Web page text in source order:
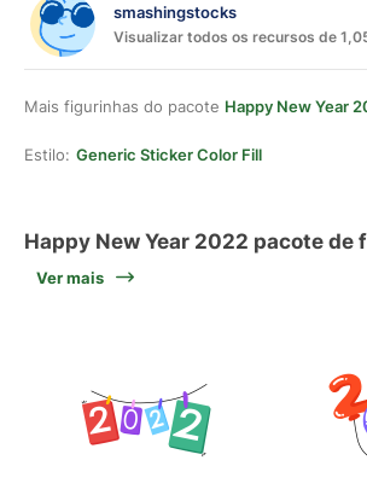
smashingstocks
Visualizar todos os recursos de
Mais figurinhas do pacote Happy New Year
Estilo: Generic Sticker Color Fill
Happy New Year 2022 pacote de
Ver mais